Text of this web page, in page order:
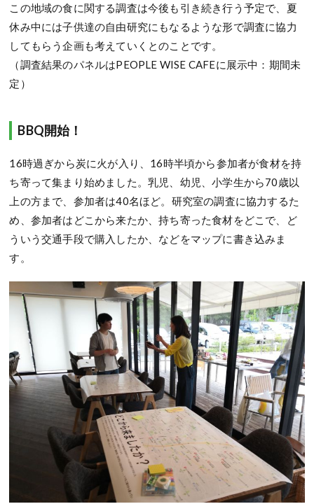
この地域の食に関する調査は今後も引き続き行う予定で、夏
休み中には子供達の自由研究にもなるような形で調査に協力
してもらう企画も考えていくとのことです。
（調査結果のパネルはPEOPLE WISE CAFEに展示中：期間未
定）
BBQ開始！
16時過ぎから炭に火が入り、16時半頃から参加者が食材を持
ち寄って集まり始めました。乳児、幼児、小学生から70歳以
上の方まで、参加者は40名ほど。研究室の調査に協力するた
め、参加者はどこから来たか、持ち寄った食材をどこで、ど
ういう交通手段で購入したか、などをマップに書き込みま
す。